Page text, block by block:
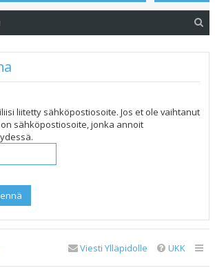
liitetty sähköpostiosoite. Jos et ole vaihtanut
sähköpostiosoite, jonka annoit
UKK
Viesti Ylläpidolle